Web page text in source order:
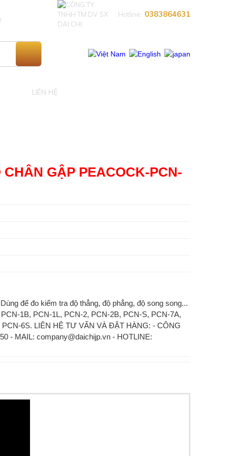
Hotline: 0383864631​
LIÊN HỆ
GẬP PEACOCK-PCN-
để đo kiểm tra độ thẳng, độ phẳng, độ song song...
1B, PCN-1L, PCN-2, PCN-2B, PCN-S, PCN-7A,
6S. LIÊN HỆ TƯ VẤN VÀ ĐẶT HÀNG: - CÔNG
- MAIL: company@daichijp.vn - HOTLINE: